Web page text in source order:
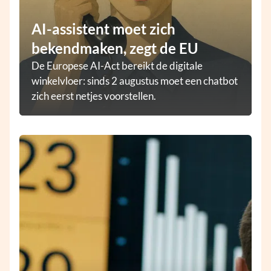
AI-assistent moet zich
bekendmaken, zegt de EU
De Europese AI-Act bereikt de digitale
winkelvloer: sinds 2 augustus moet een chatbot
zich eerst netjes voorstellen.